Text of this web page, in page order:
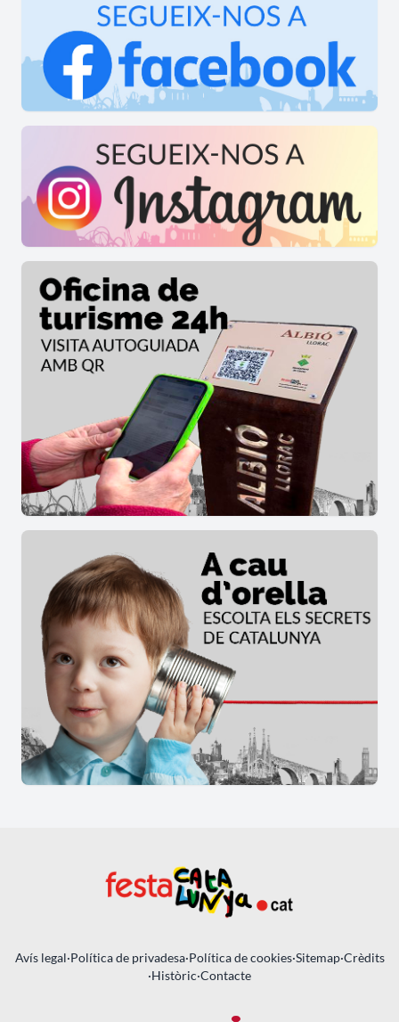
Avís legal·Política de privadesa·Política de cookies·Sitemap·Crèdits
·Històric·Contacte